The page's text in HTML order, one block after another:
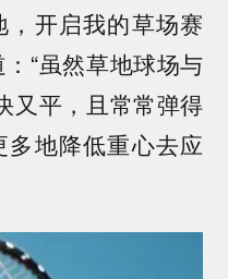
开启我的草场赛
“虽然草地球场与
又平，且常常弹得
地降低重心去应